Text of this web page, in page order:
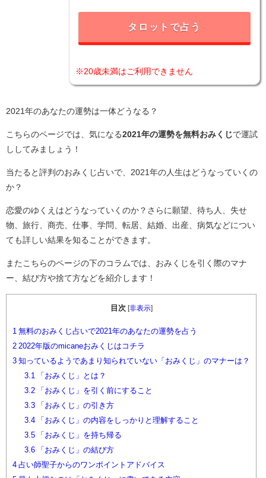
タロットで占う
※20歳未満はご利用できません
2021年のあなたの運勢は一体どうなる？
こちらのページでは、気になる2021年の運勢を無料おみくじ で運試
ししてみましょう！
当たると評判のおみくじ占いで、2021年の人生はどうなっていくの
か？
恋愛のゆくえはどうなっていくのか？さらに願望、待ち人、失せ
物、旅行、商売、仕事、学問、転居、結婚、出産、病気などについ
ても詳しい結果を知ることができます。
またこちらのページの下のコラムでは、おみくじを引く際のマナ
ー、結び方や捨て方などを紹介します！
目次 [非表示]
1 無料のおみくじ占いで2021年のあなたの運勢を占う
2 2022年版のmicaneおみくじはコチラ
3 知っているようであまり知られていない「おみくじ」のマナーは？
3.1
「おみくじ」とは？
3.2「おみくじ」を引く前にすること
3.3「おみくじ」の引き方
3.4「おみくじ」の内容をしっかりと理解すること
3.5「おみくじ」を持ち帰る
3.6「おみくじ」の結び方
4 占い師聖子からのワンポイントアドバイス